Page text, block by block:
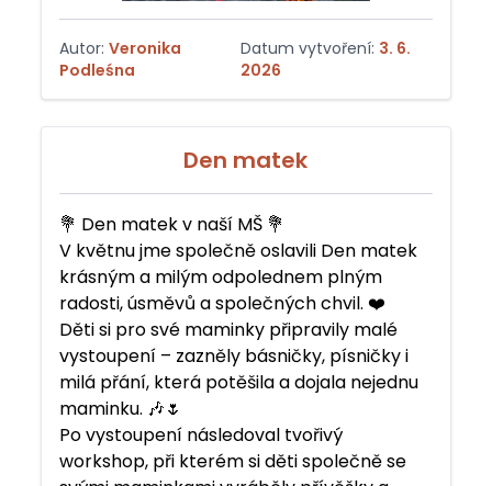
Autor: Veronika
Podleśna
Datum vytvoření: 3. 6.
2026
Den matek
💐 Den matek v naší MŠ 💐
V květnu jme společně oslavili Den matek
krásným a milým odpolednem plným
radosti, úsměvů a společných chvil. ❤️
Děti si pro své maminky připravily malé
vystoupení – zazněly básničky, písničky i
milá přání, která potěšila a dojala nejednu
maminku. 🎶🌷
Po vystoupení následoval tvořivý
workshop, při kterém si děti společně se